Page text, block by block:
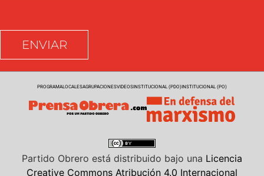
PROGRAMALOCALESAGRUPACIONESVIDEOSINSTITUCIONAL (PDO)INSTITUCIONAL (PO)
Partido Obrero está distribuido bajo una Licencia
Creative Commons Atribución 4.0 Internacional